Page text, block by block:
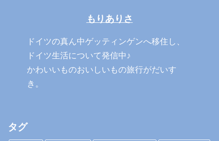
もりありさ
ドイツの真ん中ゲッティンゲンへ移住し、
ドイツ生活について発信中♪
かわいいものおいしいもの旅行がだいす
き。
タグ